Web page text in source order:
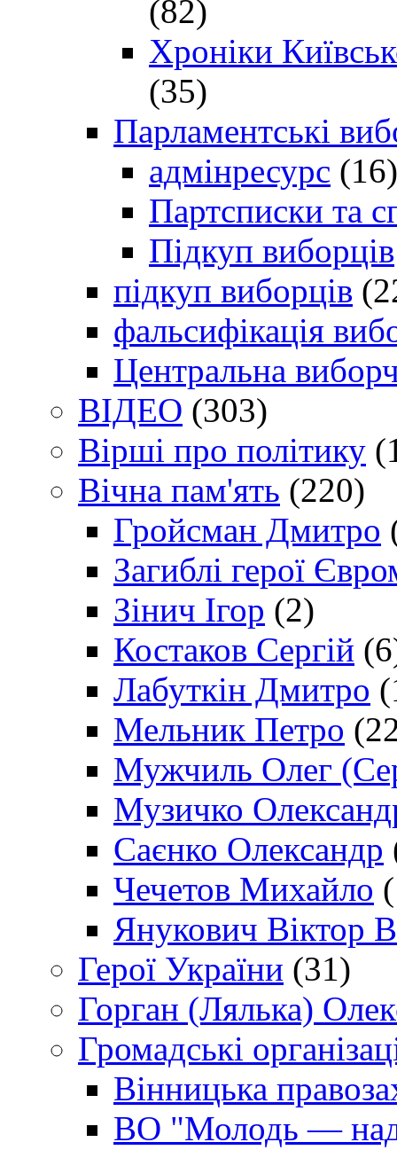
(82)
Хроніки
(35)
Парламентські
адмінресурс (16)
Партсписки та
Підкуп виборців
підкуп виборців
фальсифікація
Центральна
ВІДЕО (303)
Вірші про політику
Вічна пам'ять (220)
Гройсман Дмитро
Загиблі герої
Зінич Ігор (2)
Костаков Сергій
Лабуткін Дмитро
Мельник Петро
Мужчиль Олег
Музичко
Саєнко Олександр
Чечетов Михайло
Янукович Віктор
Герої України (31)
Горган (Лялька)
Громадські
Вінницька
ВО "Молодь —